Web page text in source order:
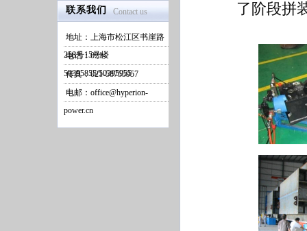
联系我们 Contact us
地址：上海市松江区书崖路
258号15号楼
电话：021-
50395855/50395955
传真：021-58755957
电邮：office@hyperion-
power.cn
了阶段拼